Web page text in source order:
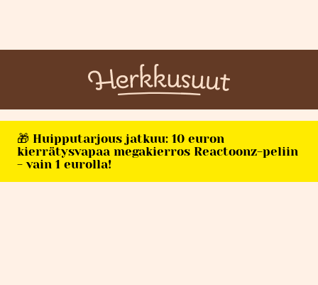
🎁 Huipputarjous jatkuu: 10 euron
kierrätysvapaa megakierros Reactoonz-peliin
- vain 1 eurolla!